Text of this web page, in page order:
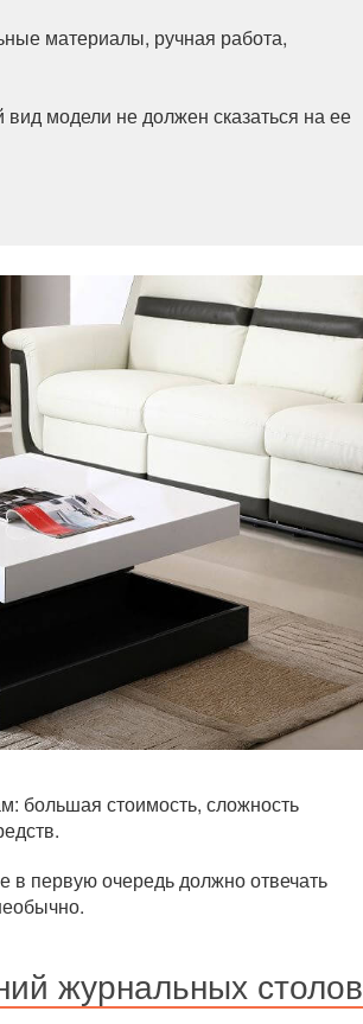
материалы, ручная работа,
модели не должен сказаться на ее
большая стоимость, сложность
в первую очередь должно отвечать
журнальных столов